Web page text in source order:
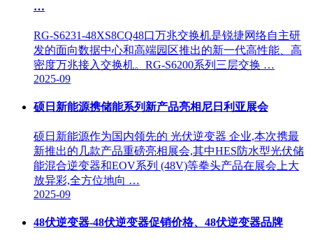
…
RG-S6231-48XS8CQ48口万兆交换机是锐捷网络自主研
发的面向数据中心和高端园区推出的新一代高性能、高
密度万兆接入交换机。RG-S6200系列三层交换 …
2025-09
硕日新能源携储能系列新产品亮相尼日利亚展会
硕日新能源作为国内领先的 光伏逆变器 企业,本次携最
新推出的几款产品重磅亮相展会,其中HES防水型光伏储
能混合逆变器和EOV系列 (48V)等拳头产品在展会上大
放异彩,全方位地向 …
2025-09
48伏逆变器-48伏逆变器促销价格、48伏逆变器品牌